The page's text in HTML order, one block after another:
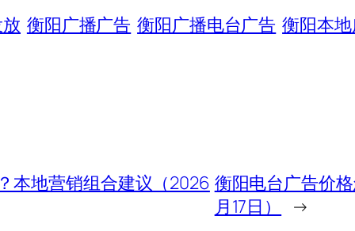
衡阳广播广告 衡阳广播电台广告 衡阳本
本地营销组合建议（2026 衡阳电台广告价
月17日）
→